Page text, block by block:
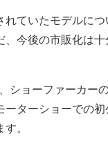
ていたモデルに
今後の市販化は
ショーファーカー
ターショーでの
。